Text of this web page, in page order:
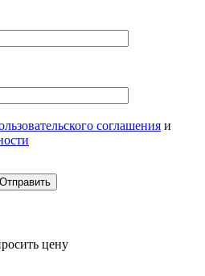
соглашения и
цену